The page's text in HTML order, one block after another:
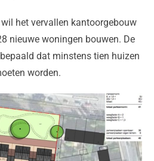
het vervallen kantoorgebouw
nieuwe woningen bouwen. De
dat minstens tien huizen
worden.